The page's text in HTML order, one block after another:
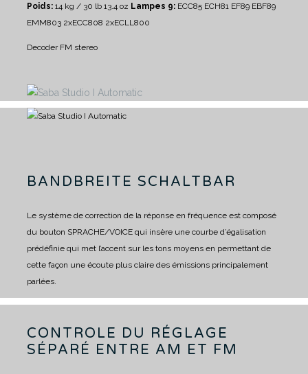
Poids: 14 kg / 30 lb 13.4 oz Lampes 9: ECC85 ECH81 EF89 EBF89
EMM803 2xECC808 2xECLL800
Decoder FM stereo
BANDBREITE SCHALTBAR
Le système de correction de la réponse en fréquence est composé
du bouton SPRACHE/VOICE qui insère une courbe d’égalisation
prédéfinie qui met l’accent sur les tons moyens en permettant de
cette façon une écoute plus claire des émissions principalement
parlées.
CONTROLE DU RÉGLAGE
SÉPARÉ ENTRE AM ET FM